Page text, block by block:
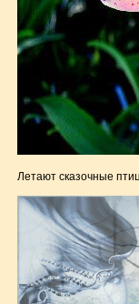
Летают сказочные